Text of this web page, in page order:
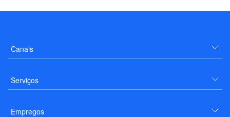
Canais
Serviços
Empregos